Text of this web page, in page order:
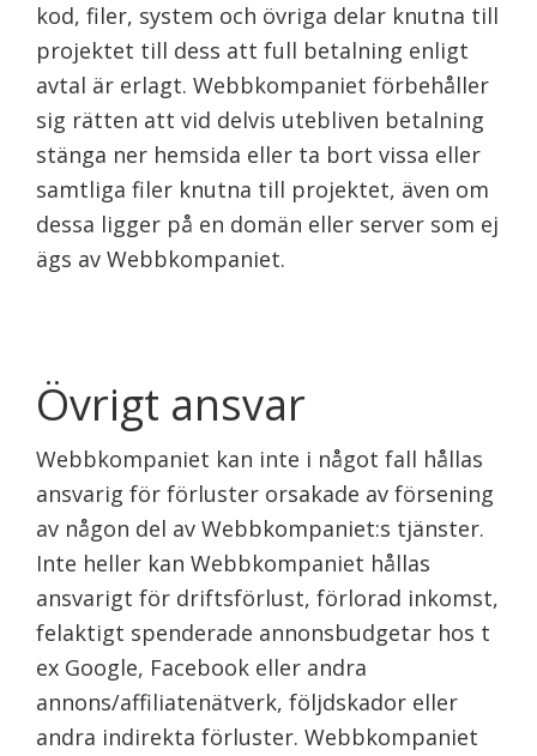
kod, filer, system och övriga delar knutna till
projektet till dess att full betalning enligt
avtal är erlagt. Webbkompaniet förbehåller
sig rätten att vid delvis utebliven betalning
stänga ner hemsida eller ta bort vissa eller
samtliga filer knutna till projektet, även om
dessa ligger på en domän eller server som ej
ägs av Webbkompaniet.
Övrigt ansvar
Webbkompaniet kan inte i något fall hållas
ansvarig för förluster orsakade av försening
av någon del av Webbkompaniet:s tjänster.
Inte heller kan Webbkompaniet hållas
ansvarigt för driftsförlust, förlorad inkomst,
felaktigt spenderade annonsbudgetar hos t
ex Google, Facebook eller andra
annons/affiliatenätverk, följdskador eller
andra indirekta förluster. Webbkompaniet